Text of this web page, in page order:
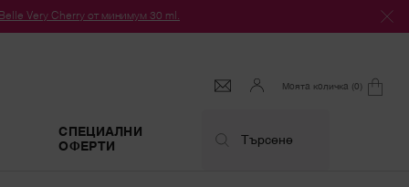
Very Cherry от минимум 30 ml.
Моята количка 0
0 продукт
СПЕЦИАЛНИ
ОФЕРТИ
Търсене